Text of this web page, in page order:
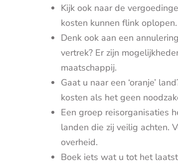
Kijk ook naar de
kosten kunnen flink oplopen.
Denk ook aan een
vertrek? Er zijn
maatschappij.
Gaat u naar een ‘oranje’
kosten als het geen
Een groep reisorganisaties
landen die zij veilig achten.
overheid.
Boek iets wat u tot het